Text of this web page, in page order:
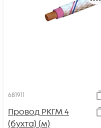
681911
Провод РКГМ 4
(бухта) (м)